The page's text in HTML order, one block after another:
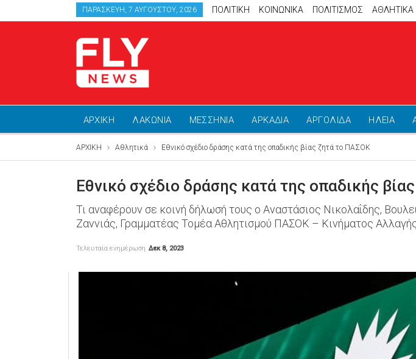
ΠΑΡΑΣΚΕΥΉ, 7 ΑΥΓΟΎΣΤΟΥ, 2026 ΠΟΛΙΤΙΚΗ ΚΟΙΝΩΝΙΚΑ ΠΟΛΙΤΙΣΜΟΣ ΑΘΛΗΤΙΚΆ
ΑΡΧΙΚΗ ΛΑΚΩΝΙΑ ΜΕΣΣΗΝΙΑ ΑΡΚΑΔΙΑ ΑΡΓΟΛΙΔΑ ΗΛΕΙΑ
ΑΡΧΙΚΗ Αθλητικά Εθνικό σχέδιο δράσης κατά της οπαδικής βίας ζητά το ΠΑΣΟΚ
Εθνικό σχέδιο δράσης κατά της οπαδικής
Τι αναφέρουν σε κοινή δήλωσή τους ο Αναστάσιος Νικολαΐδης,
Ζαννιάς, Γραμματέας Τομέα Αθλητισμού ΠΑΣΟΚ – Κινήματος
Τελευταία ενημέρωση Δεκ 8, 2023